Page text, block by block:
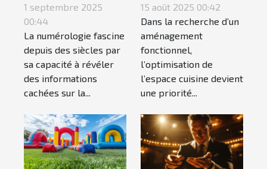
influence-t-elle
votre chemin de
vie ?
1 septembre 2025
00:44
La numérologie fascine
depuis des siècles par
sa capacité à révéler
des informations
cachées sur la...
avec une plaque
électrique
adaptée
15 août 2025 00:42
Dans la recherche d’un
aménagement
fonctionnel,
l’optimisation de
l’espace cuisine devient
une priorité...